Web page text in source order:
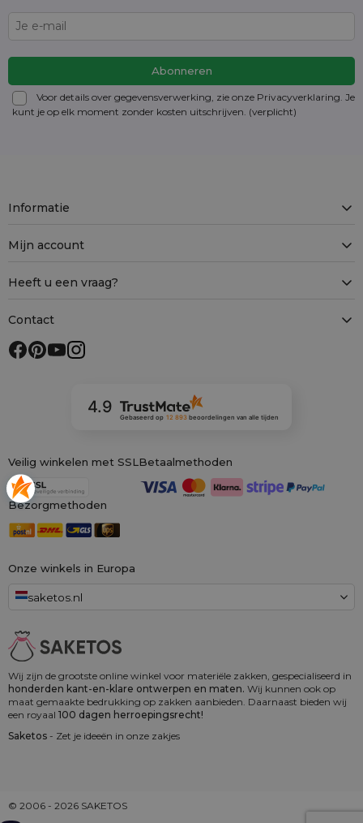
Voor details over gegevensverwerking, zie onze Privacyverklaring. Je
kunt je op elk moment zonder kosten uitschrijven. (verplicht)
Wij zijn de grootste online winkel voor materiële zakken, gespecialiseerd in
honderden kant-en-klare ontwerpen en maten. Wij kunnen ook op
maat gemaakte bedrukking op zakken aanbieden. Daarnaast bieden wij
een royaal 100 dagen herroepingsrecht!
Saketos - Zet je ideeën in onze zakjes
Onze winkels in Europa
saketos.nl
Informatie
Mijn account
Heeft u een vraag?
Contact
4.9
Gebaseerd op 12 893 beoordelingenvan alle tijden
Veilig winkelen met SSLBetaalmethoden
Bezorgmethoden
© 2006 - 2026 SAKETOS